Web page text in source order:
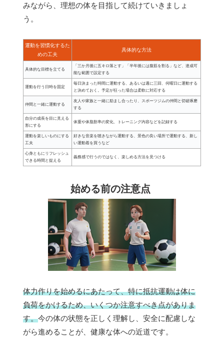
みながら、理想の体を目指して続けていきましょ
う。
運動を習慣化するた
めの工夫
具体的な方法
具体的な目標を立てる
「三か月後に五キロ落とす」「半年後には腹筋を割る」など、達成可
能な範囲で設定する
運動を行う日時を固定
毎日決まった時間に運動する、あるいは週に三回、何曜日に運動する
と決めておく。予定が狂った場合は柔軟に対応する
仲間と一緒に運動する
友人や家族と一緒に励まし合ったり、スポーツジムの仲間と切磋琢磨
する
自分の成長を目に見える
形にする
体重や体脂肪率の変化、トレーニング内容などを記録する
運動を楽しいものにする
工夫
好きな音楽を聴きながら運動する、景色の良い場所で運動する、新し
い運動着を買うなど
心身ともにリフレッシュ
できる時間と捉える
義務感で行うのではなく、楽しめる方法を見つける
始める前の注意点
体力作りを始めるにあたって、特に抵抗運動は体に
負荷をかけるため、いくつか注意すべき点がありま
す。今の体の状態を正しく理解し、安全に配慮しな
がら進めることが、健康な体への近道です。